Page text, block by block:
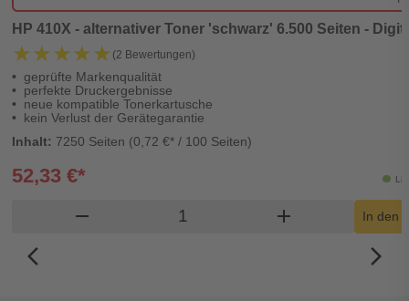
HP 410X - alternativer Toner 'schwarz' 6.500 Seiten -
★★★★★
★★★★★ (2 Bewertungen)
geprüfte Markenqualität
perfekte Druckergebnisse
neue kompatible Tonerkartusche
kein Verlust der Gerätegarantie
Inhalt: 7250 Seiten (0,72 €* / 100 Seiten)
52,33 €*
remove Produkt Warenkorb Menge
add In den
arrow_back_ios_new arrow_forward_ios